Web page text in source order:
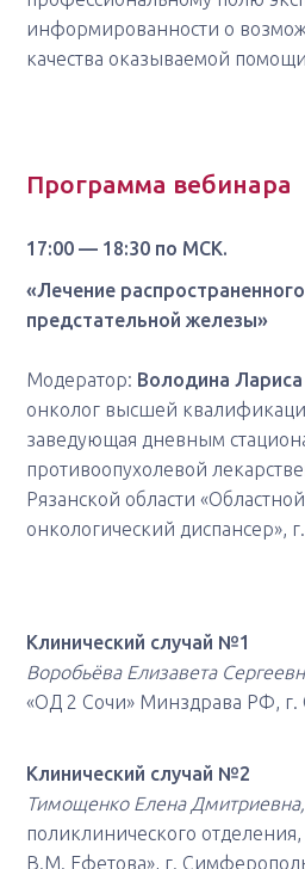
информированности о
качества оказываемой
Программа вебинара
17:00 — 18:30 по МСК.
«Лечение
предстательной железы»
Модератор: Володина
онколог высшей
заведующая дневным
противоопухолевой
Рязанской области
онкологический диспансер»,
Клинический случай №1
Воробьёва Елизавета
«ОД 2 Сочи» Минздрава РФ, г.
Клинический случай №2
Тимощенко Елена Дмитриевна,
поликлинического
В.М. Ефетова», г.